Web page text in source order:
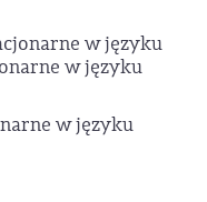
w języku
w języku
w języku